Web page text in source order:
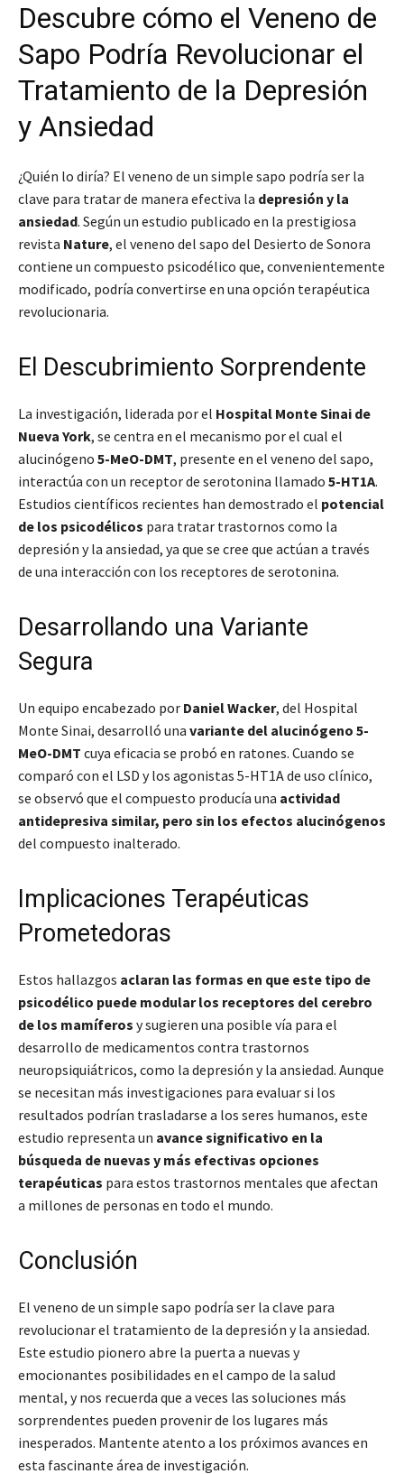
Descubre cómo el Veneno de
Sapo Podría Revolucionar el
Tratamiento de la Depresión
y Ansiedad
¿Quién lo diría? El veneno de un simple sapo podría ser la
clave para tratar de manera efectiva la depresión y la
ansiedad. Según un estudio publicado en la prestigiosa
revista Nature, el veneno del sapo del Desierto de Sonora
contiene un compuesto psicodélico que, convenientemente
modificado, podría convertirse en una opción terapéutica
revolucionaria.
El Descubrimiento Sorprendente
La investigación, liderada por el Hospital Monte Sinai de
Nueva York, se centra en el mecanismo por el cual el
alucinógeno 5-MeO-DMT, presente en el veneno del sapo,
interactúa con un receptor de serotonina llamado 5-HT1A.
Estudios científicos recientes han demostrado el potencial
de los psicodélicos para tratar trastornos como la
depresión y la ansiedad, ya que se cree que actúan a través
de una interacción con los receptores de serotonina.
Desarrollando una Variante
Segura
Un equipo encabezado por Daniel Wacker, del Hospital
Monte Sinai, desarrolló una variante del alucinógeno 5-
MeO-DMT cuya eficacia se probó en ratones. Cuando se
comparó con el LSD y los agonistas 5-HT1A de uso clínico,
se observó que el compuesto producía una actividad
antidepresiva similar, pero sin los efectos alucinógenos
del compuesto inalterado.
Implicaciones Terapéuticas
Prometedoras
Estos hallazgos aclaran las formas en que este tipo de
psicodélico puede modular los receptores del cerebro
de los mamíferos y sugieren una posible vía para el
desarrollo de medicamentos contra trastornos
neuropsiquiátricos, como la depresión y la ansiedad. Aunque
se necesitan más investigaciones para evaluar si los
resultados podrían trasladarse a los seres humanos, este
estudio representa un avance significativo en la
búsqueda de nuevas y más efectivas opciones
terapéuticas para estos trastornos mentales que afectan
a millones de personas en todo el mundo.
Conclusión
El veneno de un simple sapo podría ser la clave para
revolucionar el tratamiento de la depresión y la ansiedad.
Este estudio pionero abre la puerta a nuevas y
emocionantes posibilidades en el campo de la salud
mental, y nos recuerda que a veces las soluciones más
sorprendentes pueden provenir de los lugares más
inesperados. Mantente atento a los próximos avances en
esta fascinante área de investigación.